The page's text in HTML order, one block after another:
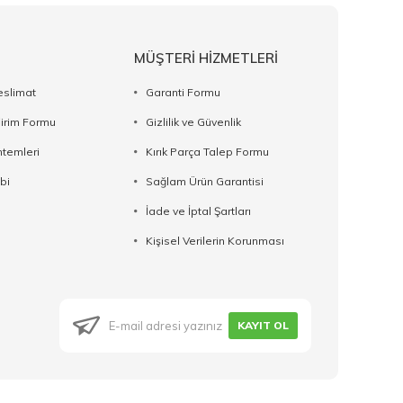
Formu
MÜŞTERİ HİZMETLERİ
Garanti Formu
Gizlilik ve Güvenlik
Kırık Parça Talep Formu
Sağlam Ürün Garantisi
İade ve İptal Şartları
Kişisel Verilerin Korunması
KAYIT OL